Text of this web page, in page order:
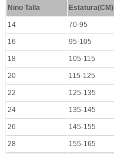
Nino Talla Estatura(CM)
14 70-95
16 95-105
18 105-115
20 115-125
22 125-135
24 135-145
26 145-155
28 155-165